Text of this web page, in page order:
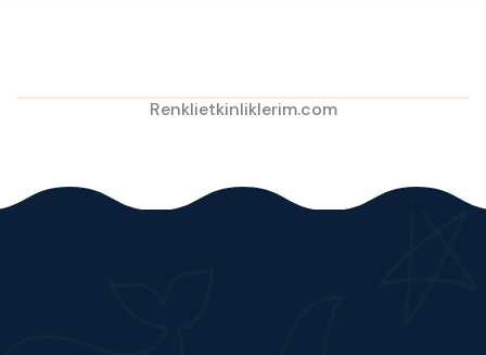
Renklietkinliklerim.com